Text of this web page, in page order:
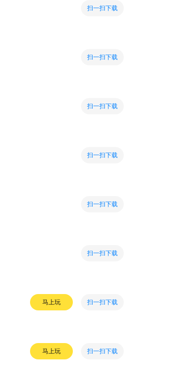
扫一扫下载
扫一扫下载
扫一扫下载
扫一扫下载
扫一扫下载
扫一扫下载
马上玩 扫一扫下载
马上玩 扫一扫下载